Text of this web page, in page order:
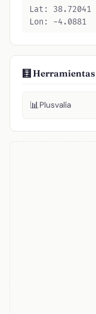
Lat: 38.72041
Lon: -4.0881
🧮 Herramientas
📊Plusvalía